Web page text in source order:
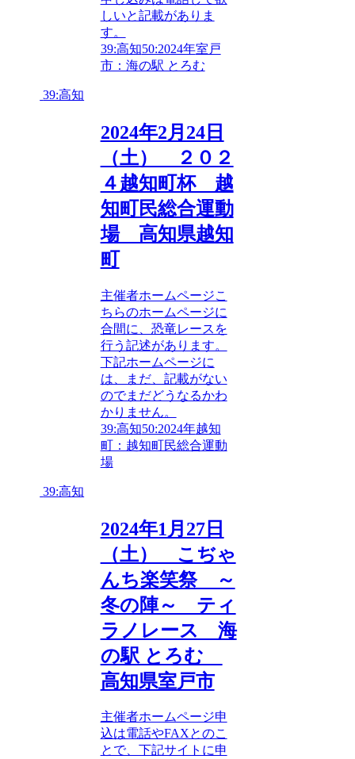
しいと記載がありま
す。
39:高知50:2024年室戸
市：海の駅 とろむ
39:高知
2024年2月24日
（土） ２０２
４越知町杯 越
知町民総合運動
場 高知県越知
町
主催者ホームページこ
ちらのホームページに
合間に、恐竜レースを
行う記述があります。
下記ホームページに
は、まだ、記載がない
のでまだどうなるかわ
かりません。
39:高知50:2024年越知
町：越知町民総合運動
場
39:高知
2024年1月27日
（土） こぢゃ
んち楽笑祭 ～
冬の陣～ ティ
ラノレース 海
の駅 とろむ
高知県室戸市
主催者ホームページ申
込は電話やFAXとのこ
とで、下記サイトに申